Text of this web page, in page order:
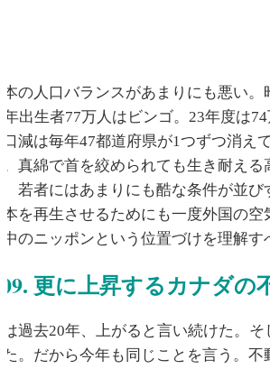
の人口バランスがあまりにも悪い。
年出生者77万人はビンゴ。23年度は74
減は毎年47都道府県が1つずつ消え
真綿で首を絞められても生き耐える
若者にはあまりにも酷な条件が並び
を再生させるためにも一度外国の空
のニッポンという位置づけを理解す
09. 更に上昇するカナダの
過去20年、上がると言い続けた。
。だから今年も同じことを言う。不